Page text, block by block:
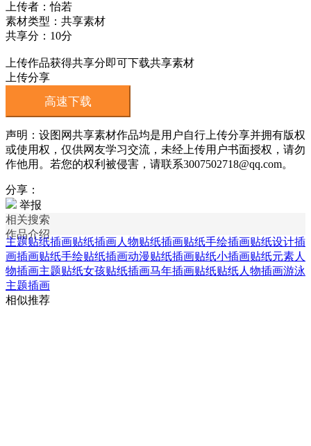
上传者：怡若
素材类型：共享素材
共享分：10分
上传作品获得共享分即可下载共享素材
上传分享
高速下载
声明：设图网共享素材作品均是用户自行上传分享并拥有版权
或使用权，仅供网友学习交流，未经上传用户书面授权，请勿
作他用。若您的权利被侵害，请联系3007502718@qq.com。
分享：
举报
相关搜索
作品介绍
主题贴纸插画贴纸插画人物贴纸插画贴纸手绘插画贴纸设计插
画插画贴纸手绘贴纸插画动漫贴纸插画贴纸小插画贴纸元素人
物插画主题贴纸女孩贴纸插画马年插画贴纸贴纸人物插画游泳
主题插画
相似推荐